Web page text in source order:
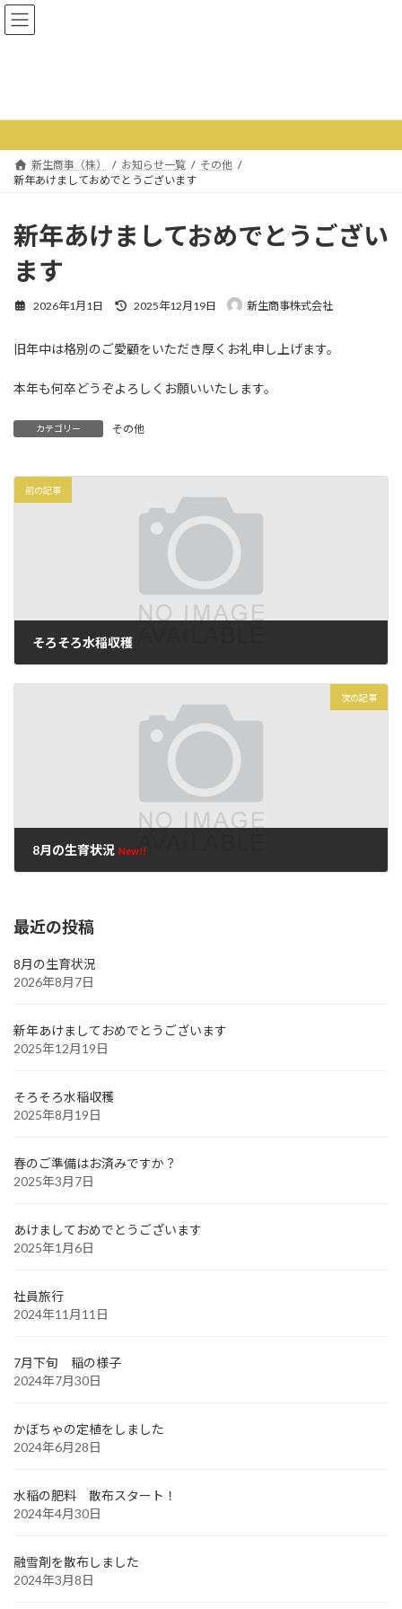
コ
ン
ス
ッ
ナ
ビ
ン
移
新生商事（株） お知らせ一覧
その他
新年あけましておめでとうございます
新年あけましておめでとうござい
ます
2026年1月1日
最
新
時
:
2025年12月19日 新生商事株式会社
旧年中は格別のご愛顧をいただき厚くお礼申し上げます。
本年も何卒どうぞよろしくお願いいたします。
カテゴリー その他
前の記事
そろそろ水稲収穫
次の記事
8月の生育状況 New!!
最近の投稿
8月の生育状況
2026年8月7日
新年あけましておめでとうございます
2025年12月19日
そろそろ水稲収穫
2025年8月19日
春のご準備はお済みですか？
2025年3月7日
あけましておめでとうございます
2025年1月6日
社員旅行
2024年11月11日
7月下旬 稲の様子
2024年7月30日
かぼちゃの定植をしました
2024年6月28日
水稲の肥料 散布スタート！
2024年4月30日
融雪剤を散布しました
2024年3月8日